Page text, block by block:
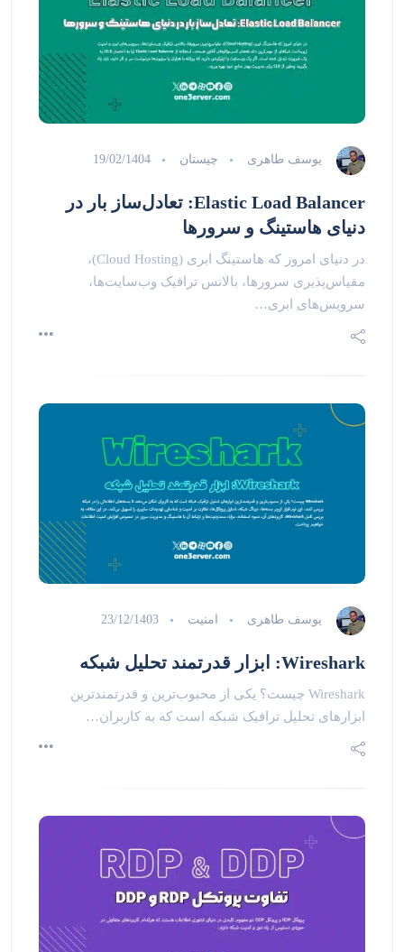
یوسف طاهری چیستان 19/02/1404
Elastic Load Balancer: تعادل‌ساز بار در
دنیای هاستینگ و سرورها
در دنیای امروز که هاستینگ ابری (Cloud Hosting)،
مقیاس‌پذیری سرورها، بالانس ترافیک وب‌سایت‌ها،
سرویس‌های ابری…
یوسف طاهری امنیت 23/12/1403
Wireshark: ابزار قدرتمند تحلیل شبکه
Wireshark چیست؟ یکی از محبوب‌ترین و قدرتمندترین
ابزارهای تحلیل ترافیک شبکه است که به کاربران…